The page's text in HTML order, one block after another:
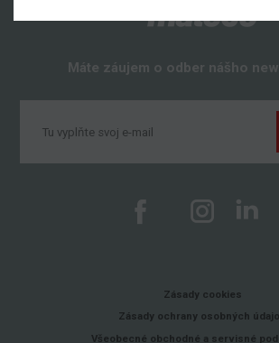
Máte záujem o odber nášho
Zásady cookies
Zásady ochrany osobných
Všeobecné obchodné a servisné